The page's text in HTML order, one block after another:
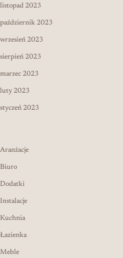
listopad 2023
październik 2023
wrzesień 2023
sierpień 2023
marzec 2023
luty 2023
styczeń 2023
Aranżacje
Biuro
Dodatki
Instalacje
Kuchnia
Łazienka
Meble